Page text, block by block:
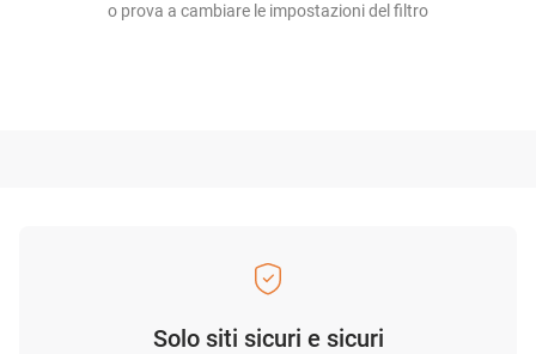
o prova a cambiare le impostazioni del filtro
Solo siti sicuri e sicuri